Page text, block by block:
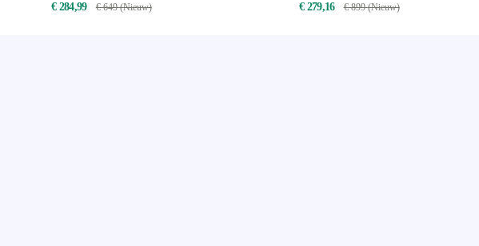
€ 284,99 € 649 (Nieuw) € 279,16 € 899 (Nieuw)